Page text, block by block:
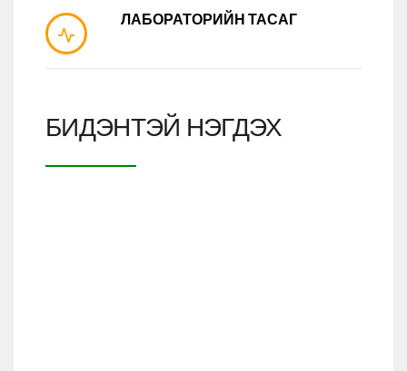
ЛАБОРАТОРИЙН ТАСАГ
БИДЭНТЭЙ НЭГДЭХ